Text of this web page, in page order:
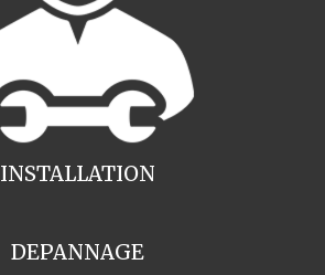
INSTALLATION
DEPANNAGE